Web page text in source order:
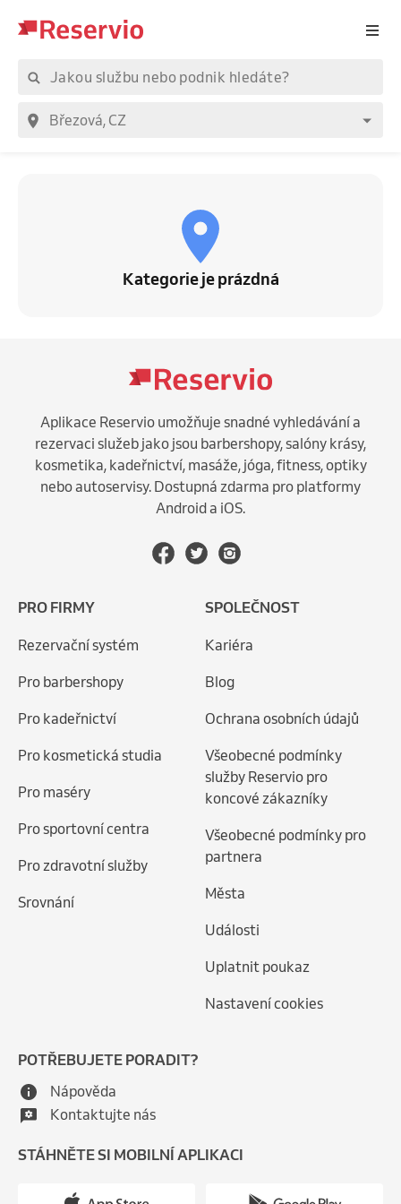
Kategorie je prázdná
Aplikace Reservio umožňuje snadné vyhledávání a
rezervaci služeb jako jsou barbershopy, salóny krásy,
kosmetika, kadeřnictví, masáže, jóga, fitness, optiky
nebo autoservisy. Dostupná zdarma pro platformy
Android a iOS.
PRO FIRMY
Rezervační systém
Pro barbershopy
Pro kadeřnictví
Pro kosmetická studia
Pro maséry
Pro sportovní centra
Pro zdravotní služby
Srovnání
SPOLEČNOST
Kariéra
Blog
Ochrana osobních údajů
Všeobecné podmínky
služby Reservio pro
koncové zákazníky
Všeobecné podmínky pro
partnera
Města
Události
Uplatnit poukaz
Nastavení cookies
POTŘEBUJETE PORADIT?
Nápověda
Kontaktujte nás
STÁHNĚTE SI MOBILNÍ APLIKACI